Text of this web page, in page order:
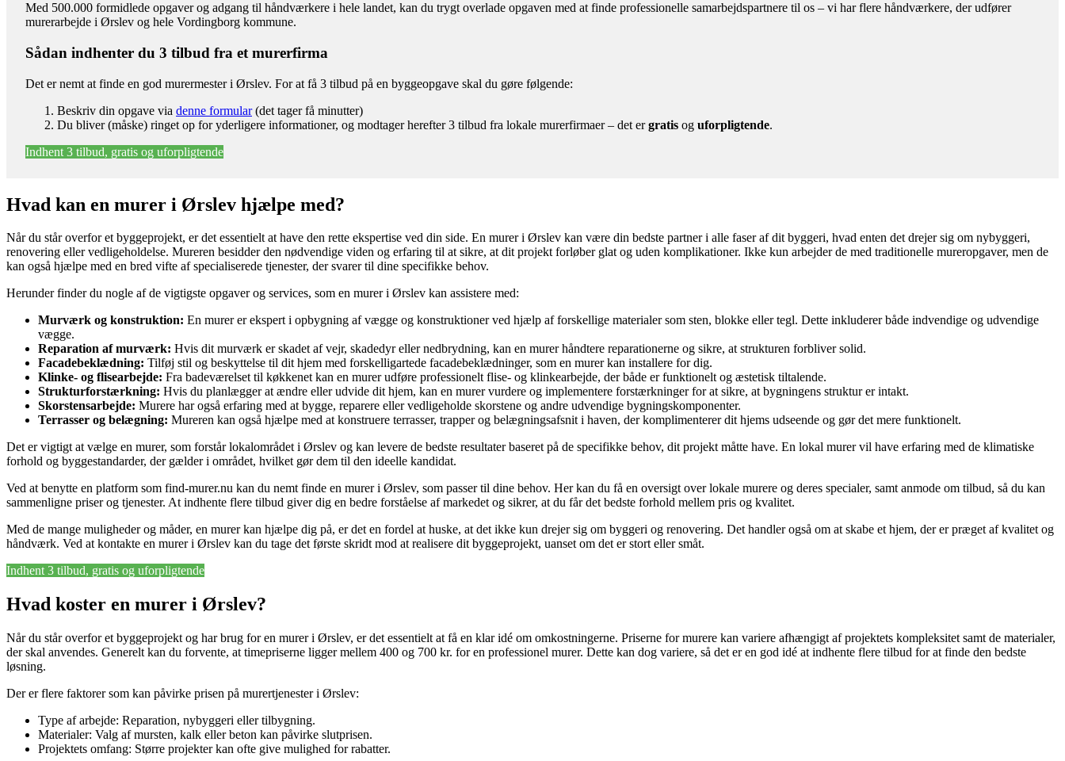
Med 500.000 formidlede opgaver og adgang til håndværkere i hele landet, kan du trygt overlade opgaven med at finde professionelle samarbejdspartnere til os – vi har flere håndværkere, der udfører
murerarbejde i Ørslev og hele Vordingborg kommune.
Sådan indhenter du 3 tilbud fra et murerfirma
Det er nemt at finde en god murermester i Ørslev. For at få 3 tilbud på en byggeopgave skal du gøre følgende:
Beskriv din opgave via denne formular(det tager få minutter)
Du bliver (måske) ringet op for yderligere informationer, og modtager herefter 3 tilbud fra lokale murerfirmaer – det ergratis og uforpligtende.
Indhent 3 tilbud, gratis og uforpligtende
Hvad kan en murer i Ørslev hjælpe med?
Når du står overfor et byggeprojekt, er det essentielt at have den rette ekspertise ved din side. En murer i Ørslev kan være din bedste partner i alle faser af dit byggeri, hvad enten det drejer sig om nybyggeri,
renovering eller vedligeholdelse. Mureren besidder den nødvendige viden og erfaring til at sikre, at dit projekt forløber glat og uden komplikationer. Ikke kun arbejder de med traditionelle mureropgaver, men de
kan også hjælpe med en bred vifte af specialiserede tjenester, der svarer til dine specifikke behov.
Herunder finder du nogle af de vigtigste opgaver og services, som en murer i Ørslev kan assistere med:
Murværk og konstruktion: En murer er ekspert i opbygning af vægge og konstruktioner ved hjælp af forskellige materialer som sten, blokke eller tegl. Dette inkluderer både indvendige og udvendige
vægge.
Reparation af murværk: Hvis dit murværk er skadet af vejr, skadedyr eller nedbrydning, kan en murer håndtere reparationerne og sikre, at strukturen forbliver solid.
Facadebeklædning: Tilføj stil og beskyttelse til dit hjem med forskelligartede facadebeklædninger, som en murer kan installere for dig.
Klinke- og flisearbejde: Fra badeværelset til køkkenet kan en murer udføre professionelt flise- og klinkearbejde, der både er funktionelt og æstetisk tiltalende.
Strukturforstærkning: Hvis du planlægger at ændre eller udvide dit hjem, kan en murer vurdere og implementere forstærkninger for at sikre, at bygningens struktur er intakt.
Skorstensarbejde: Murere har også erfaring med at bygge, reparere eller vedligeholde skorstene og andre udvendige bygningskomponenter.
Terrasser og belægning: Mureren kan også hjælpe med at konstruere terrasser, trapper og belægningsafsnit i haven, der komplimenterer dit hjems udseende og gør det mere funktionelt.
Det er vigtigt at vælge en murer, som forstår lokalområdet i Ørslev og kan levere de bedste resultater baseret på de specifikke behov, dit projekt måtte have. En lokal murer vil have erfaring med de klimatiske
forhold og byggestandarder, der gælder i området, hvilket gør dem til den ideelle kandidat.
Ved at benytte en platform som find-murer.nu kan du nemt finde en murer i Ørslev, som passer til dine behov. Her kan du få en oversigt over lokale murere og deres specialer, samt anmode om tilbud, så du kan
sammenligne priser og tjenester. At indhente flere tilbud giver dig en bedre forståelse af markedet og sikrer, at du får det bedste forhold mellem pris og kvalitet.
Med de mange muligheder og måder, en murer kan hjælpe dig på, er det en fordel at huske, at det ikke kun drejer sig om byggeri og renovering. Det handler også om at skabe et hjem, der er præget af kvalitet og
håndværk. Ved at kontakte en murer i Ørslev kan du tage det første skridt mod at realisere dit byggeprojekt, uanset om det er stort eller småt.
Indhent 3 tilbud, gratis og uforpligtende
Hvad koster en murer i Ørslev?
Når du står overfor et byggeprojekt og har brug for en murer i Ørslev, er det essentielt at få en klar idé om omkostningerne. Priserne for murere kan variere afhængigt af projektets kompleksitet samt de materialer,
der skal anvendes. Generelt kan du forvente, at timepriserne ligger mellem 400 og 700 kr. for en professionel murer. Dette kan dog variere, så det er en god idé at indhente flere tilbud for at finde den bedste
løsning.
Der er flere faktorer som kan påvirke prisen på murertjenester i Ørslev:
Type af arbejde: Reparation, nybyggeri eller tilbygning.
Materialer: Valg af mursten, kalk eller beton kan påvirke slutprisen.
Projektets omfang: Større projekter kan ofte give mulighed for rabatter.